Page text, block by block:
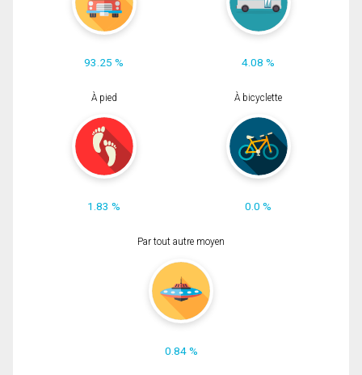
93.25 % 4.08 %
À pied
1.83 %
À bicyclette
0.0 %
Par tout autre moyen
0.84 %